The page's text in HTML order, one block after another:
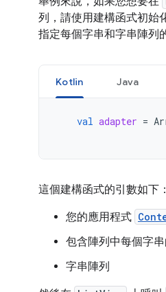
列，請使用建構函式初始
指定每個字串和字串陣列
Kotlin Java
val adapter =
這個建構函式的引數如下：
您的應用程式
包含陣列中每個字
字串陣列